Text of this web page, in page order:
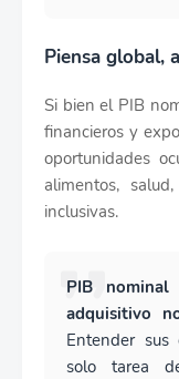
Piensa global,
Si bien el PIB
financieros y
oportunidades
alimentos,
inclusivas.
PIB
adquisitivo
Entender sus
solo tarea